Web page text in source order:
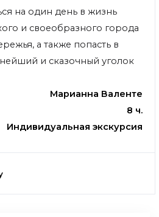
на один день в жизнь
и своеобразного города
а также попасть в
и сказочный уголок
Марианна Валенте
8 ч.
Индивидуальная экскурсия